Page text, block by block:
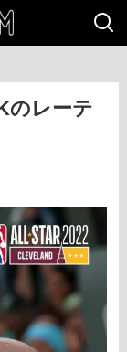
のレーテ